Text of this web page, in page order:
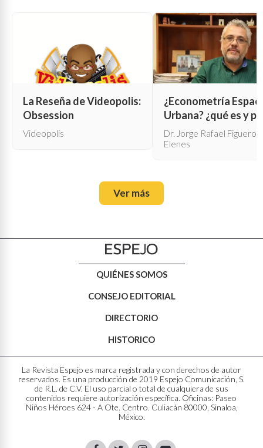
La Reseña de Videopolis:
Obsession
Videopolis
¿Econometría
Urbana? ¿qué es y
qué sirve?
Dr. Jorge Rafael Figueroa
Elenes
Ver más
QUIÉNES SOMOS
CONSEJO EDITORIAL
DIRECTORIO
HISTORICO
La Revista Espejo es marca registrada y con derechos de autor
reservados. Es una producción de 2019 Espejo Comunicación, S.
de R.L. de C.V. El uso parcial o total de cualquiera de sus
contenidos requiere autorización específica. Oficinas: Paseo
Niños Héroes 624 - A Ote. Centro. Culiacán 80000, Sinaloa,
México.